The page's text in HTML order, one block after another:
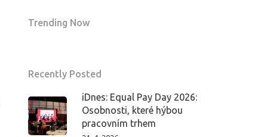
Trending Now
Recently Posted
iDnes: Equal Pay Day 2026:
Osobnosti, které hýbou
pracovním trhem